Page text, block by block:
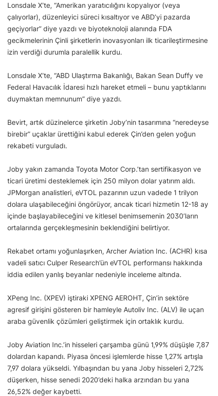
Lonsdale X’te, “Amerikan yaratıcılığını kopyalıyor (veya
çalıyorlar), düzenleyici süreci kısaltıyor ve ABD’yi pazarda
geçiyorlar” diye yazdı ve biyoteknoloji alanında FDA
gecikmelerinin Çinli şirketlerin inovasyonları ilk ticarileştirmesine
izin verdiği durumla paralellik kurdu.
Lonsdale X’te, “ABD Ulaştırma Bakanlığı, Bakan Sean Duffy ve
Federal Havacılık İdaresi hızlı hareket etmeli – bunu yaptıklarını
duymaktan memnunum” diye yazdı.
Bevirt, artık düzinelerce şirketin Joby’nin tasarımına “neredeyse
birebir” uçaklar ürettiğini kabul ederek Çin’den gelen yoğun
rekabeti vurguladı.
Joby yakın zamanda Toyota Motor Corp.’tan sertifikasyon ve
ticari üretimi desteklemek için 250 milyon dolar yatırım aldı.
JPMorgan analistleri, eVTOL pazarının uzun vadede 1 trilyon
dolara ulaşabileceğini öngörüyor, ancak ticari hizmetin 12-18 ay
içinde başlayabileceğini ve kitlesel benimsemenin 2030’ların
ortalarında gerçekleşmesinin beklendiğini belirtiyor.
Rekabet ortamı yoğunlaşırken, Archer Aviation Inc. (ACHR) kısa
vadeli satıcı Culper Research’ün eVTOL performansı hakkında
iddia edilen yanlış beyanlar nedeniyle inceleme altında.
XPeng Inc. (XPEV) iştiraki XPENG AEROHT, Çin’in sektöre
agresif girişini gösteren bir hamleyle Autoliv Inc. (ALV) ile uçan
araba güvenlik çözümleri geliştirmek için ortaklık kurdu.
Joby Aviation Inc.’in hisseleri çarşamba günü 1,99% düşüşle 7,87
dolardan kapandı. Piyasa öncesi işlemlerde hisse 1,27% artışla
7,97 dolara yükseldi. Yılbaşından bu yana Joby hisseleri 2,72%
düşerken, hisse senedi 2020’deki halka arzından bu yana
26,52% değer kaybetti.